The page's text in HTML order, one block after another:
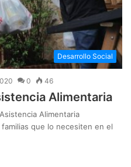
Desarrollo Social
0 46
Alimentaria
Alimentaria
familias que lo necesiten en el